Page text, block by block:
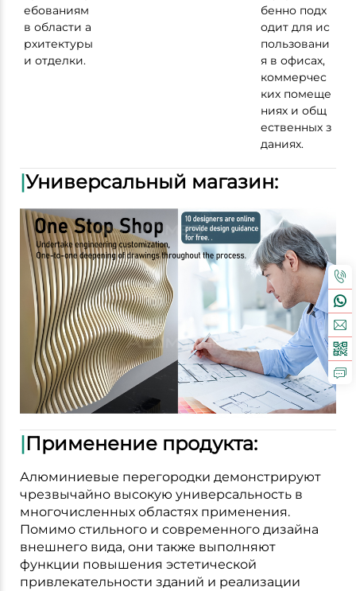
ебованиям
в области а
рхитектуры
и отделки.
бенно подх
одит для ис
пользовани
я в офисах,
коммерчес
ких помеще
ниях и общ
ественных з
даниях.
|Универсальный магазин:
|Применение продукта:
Алюминиевые перегородки демонстрируют
чрезвычайно высокую универсальность в
многочисленных областях применения.
Помимо стильного и современного дизайна
внешнего вида, они также выполняют
функции повышения эстетической
привлекательности зданий и реализации